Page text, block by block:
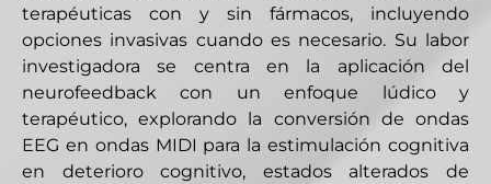
terapéuticas con y sin fármacos, incluyendo
opciones invasivas cuando es necesario. Su labor
investigadora se centra en la aplicación del
neurofeedback con un enfoque lúdico y
terapéutico, explorando la conversión de ondas
EEG en ondas MIDI para la estimulación cognitiva
en deterioro cognitivo, estados alterados de